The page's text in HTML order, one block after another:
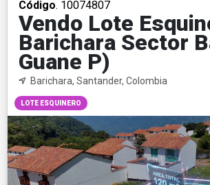
Código. 10074807
Vendo Lote
Barichara Sector
Guane P)
Barichara, Santander, Colombia
LOTE ESQUINERO